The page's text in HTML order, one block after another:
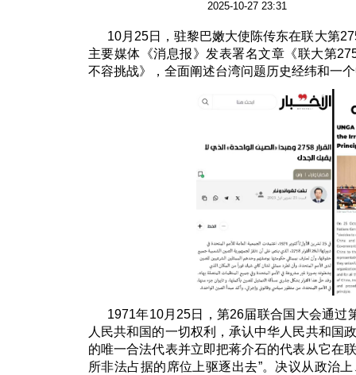
2025-10-27 23:31
10月25日，驻黎巴嫩大使陈传东在联大第
主要媒体《消息报》发表署名文章《联大第
不容挑战》，全面阐述台湾问题历史经纬和一
1971年10月25日，第26届联合国大会通过
人民共和国的一切权利，承认中华人民共和国
的唯一合法代表并立即把蒋介石的代表从它在
所非法占据的席位上驱逐出去”。决议从政治